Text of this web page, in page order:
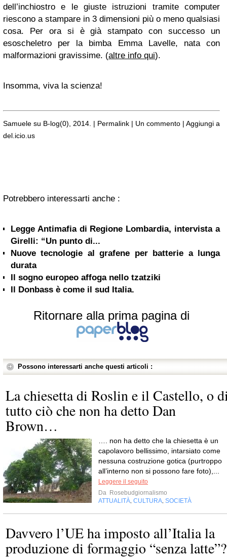
dell’inchiostro e le giuste istruzioni tramite computer
riescono a stampare in 3 dimensioni più o meno qualsiasi
cosa. Per ora si è già stampato con successo un
esoscheletro per la bimba Emma Lavelle, nata con
malformazioni gravissime. (altre info qui).
Insomma, viva la scienza!
Samuele su B-log(0), 2014. | Permalink | Un commento | Aggiungi a
del.icio.us
Potrebbero interessarti anche :
Legge Antimafia di Regione Lombardia, intervista a
Girelli: “Un punto di...
Nuove tecnologie al grafene per batterie a lunga
durata
Il sogno europeo affoga nello tzatziki
Il Donbass è come il sud Italia.
Ritornare alla prima pagina di
Possono interessarti anche questi articoli :
La chiesetta di Roslin e il Castello, o
tutto ciò che non ha detto Dan
Brown…
…. non ha detto che la chiesetta è un
capolavoro bellissimo, intarsiato come
nessuna costruzione gotica (purtroppo
all’interno non si possono fare foto),...
Leggere il seguito
Da Rosebudgiornalismo
ATTUALITÀ CULTURA SOCIETÀ
Davvero l’UE ha imposto all’Italia la
produzione di formaggio “senza latte”?